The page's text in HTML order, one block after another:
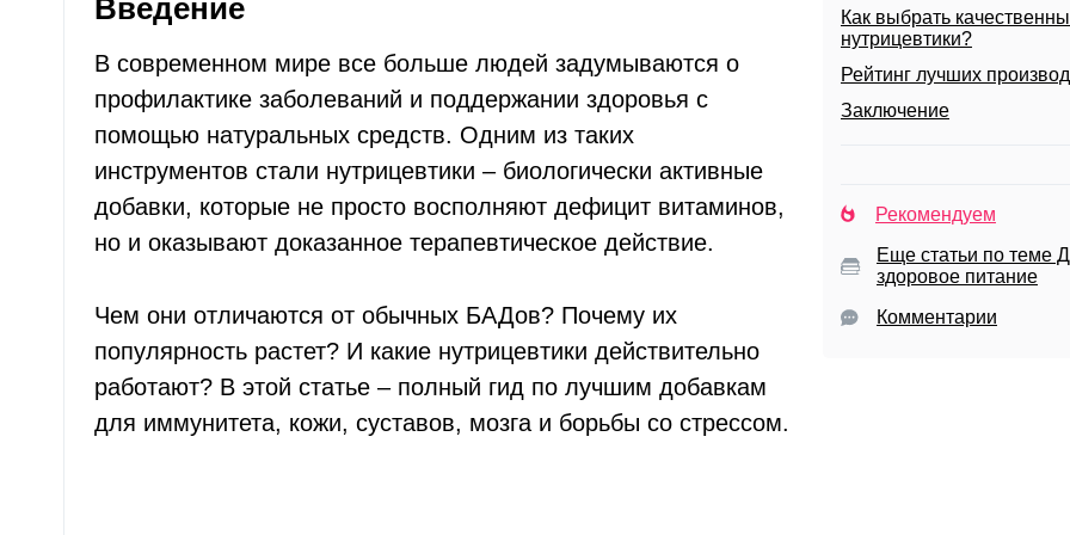
Введение
В современном мире все больше людей задумываются о
профилактике заболеваний и поддержании здоровья с
помощью натуральных средств. Одним из таких
инструментов стали нутрицевтики – биологически активные
добавки, которые не просто восполняют дефицит витаминов,
но и оказывают доказанное терапевтическое действие.
Чем они отличаются от обычных БАДов? Почему их
популярность растет? И какие нутрицевтики действительно
работают? В этой статье – полный гид по лучшим добавкам
для иммунитета, кожи, суставов, мозга и борьбы со стрессом.
Как выбрать
нутрицевтики?
Рейтинг лучших
Заключение
Рекомендуем
Еще статьи по теме
здоровое питание
Комментарии